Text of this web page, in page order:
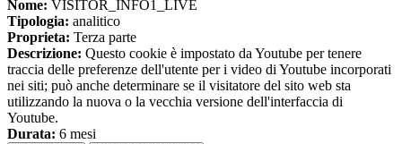
Nome: VISITOR_INFO1_LIVE
Tipologia: analitico
Proprieta: Terza parte
Descrizione: Questo cookie è impostato da Youtube per tenere
traccia delle preferenze dell'utente per i video di Youtube incorporati
nei siti; può anche determinare se il visitatore del sito web sta
utilizzando la nuova o la vecchia versione dell'interfaccia di
Youtube.
Durata: 6 mesi